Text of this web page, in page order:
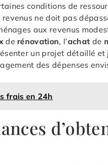
conditions de
revenus ne doit pas
aux revenus
de rénovation, l’achat de
un projet détaillé et
des dépenses
frais en 24h